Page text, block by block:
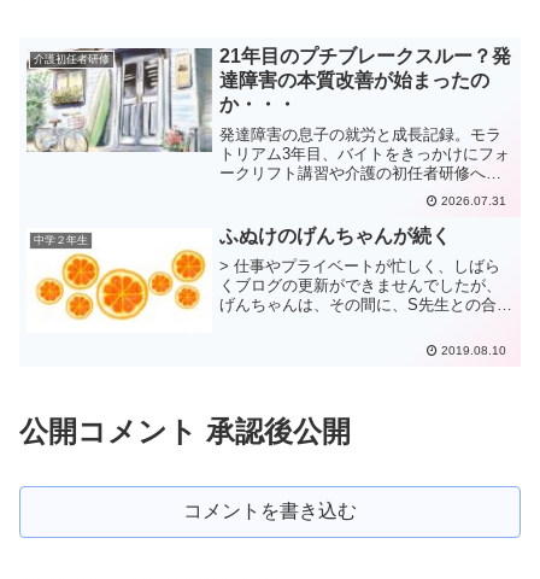
介護初任者研修
21年目のプチブレークスルー？発
達障害の本質改善が始まったの
か・・・
発達障害の息子の就労と成長記録。モラ
トリアム3年目、バイトをきっかけにフォ
ークリフト講習や介護の初任者研修へ挑
戦。試行錯誤を重ねながらも真摯に学
び、苦節21年で芽生えた大きな成長の軌
跡、ママの継続した取り組みがやっと花
開くか・・・
2026.07.31
中学２年生 ふぬけのげんちゃんが続く
> 仕事やプライベートが忙しく、しばら
くブログの更新ができませんでしたが、
げんちゃんは、その間に、S先生との合宿
の合宿前から、彼の状態はひどくて、意
2019.08.10
公開コメント 承認後公開
コメントを書き込む